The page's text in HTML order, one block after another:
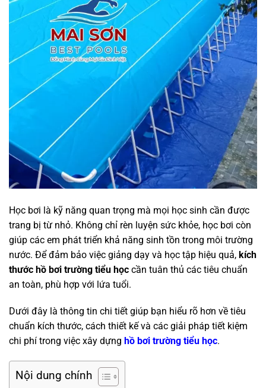
Học bơi là kỹ năng quan trọng mà mọi học sinh cần được
trang bị từ nhỏ. Không chỉ rèn luyện sức khỏe, học bơi còn
giúp các em phát triển khả năng sinh tồn trong môi trường
nước. Để đảm bảo việc giảng dạy và học tập hiệu quả, kích
thước hồ bơi trường tiểu học cần tuân thủ các tiêu chuẩn
an toàn, phù hợp với lứa tuổi.
Dưới đây là thông tin chi tiết giúp bạn hiểu rõ hơn về tiêu
chuẩn kích thước, cách thiết kế và các giải pháp tiết kiệm
chi phí trong việc xây dựng hồ bơi trường tiểu học.
Nội dung chính